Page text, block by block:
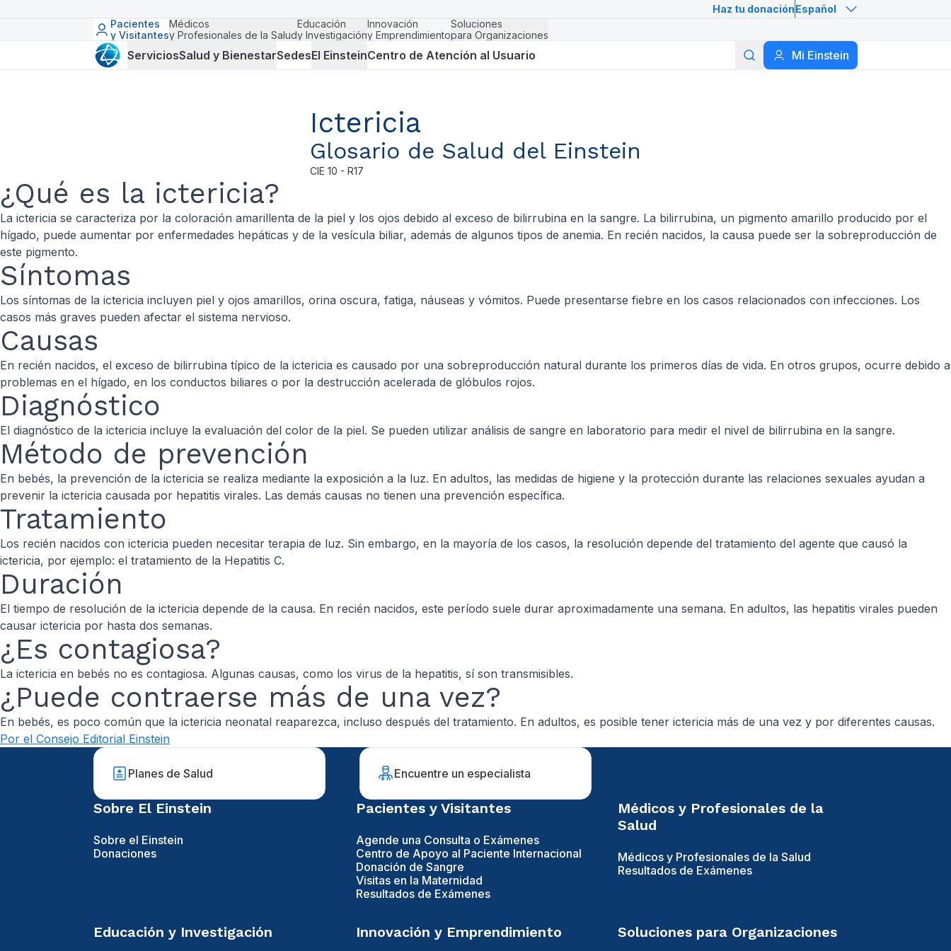
Haz tu donaciónEspañol
Pacientes
y Visitantes
Médicos
y Profesionales de la Salud
Educación
y Investigación
Innovación
y Emprendimiento
Soluciones
para Organizaciones
ServiciosSalud y BienestarSedesEl EinsteinCentro de Atención al Usuario Mi Einstein
Buscar
Ictericia
Glosario de Salud del Einstein
CIE 10 - R17
¿Qué es la ictericia?
La ictericia se caracteriza por la coloración amarillenta de la piel y los ojos debido al exceso de bilirrubina en la sangre. La bilirrubina, un pigmento amarillo producido por el
hígado, puede aumentar por enfermedades hepáticas y de la vesícula biliar, además de algunos tipos de anemia. En recién nacidos, la causa puede ser la sobreproducción de
este pigmento.
Síntomas
Los síntomas de la ictericia incluyen piel y ojos amarillos, orina oscura, fatiga, náuseas y vómitos. Puede presentarse fiebre en los casos relacionados con infecciones. Los
casos más graves pueden afectar el sistema nervioso.
Causas
En recién nacidos, el exceso de bilirrubina típico de la ictericia es causado por una sobreproducción natural durante los primeros días de vida. En otros grupos, ocurre debido a
problemas en el hígado, en los conductos biliares o por la destrucción acelerada de glóbulos rojos.
Diagnóstico
El diagnóstico de la ictericia incluye la evaluación del color de la piel. Se pueden utilizar análisis de sangre en laboratorio para medir el nivel de bilirrubina en la sangre.
Método de prevención
En bebés, la prevención de la ictericia se realiza mediante la exposición a la luz. En adultos, las medidas de higiene y la protección durante las relaciones sexuales ayudan a
prevenir la ictericia causada por hepatitis virales. Las demás causas no tienen una prevención específica.
Tratamiento
Los recién nacidos con ictericia pueden necesitar terapia de luz. Sin embargo, en la mayoría de los casos, la resolución depende del tratamiento del agente que causó la
ictericia, por ejemplo: el tratamiento de la Hepatitis C.
Duración
El tiempo de resolución de la ictericia depende de la causa. En recién nacidos, este período suele durar aproximadamente una semana. En adultos, las hepatitis virales pueden
causar ictericia por hasta dos semanas.
¿Es contagiosa?
La ictericia en bebés no es contagiosa. Algunas causas, como los virus de la hepatitis, sí son transmisibles.
¿Puede contraerse más de una vez?
En bebés, es poco común que la ictericia neonatal reaparezca, incluso después del tratamiento. En adultos, es posible tener ictericia más de una vez y por diferentes causas.
Por el Consejo Editorial Einstein
Planes de Salud Encuentre un especialista
Sobre El Einstein
Sobre el Einstein
Donaciones
Pacientes y Visitantes
Agende una Consulta o Exámenes
Centro de Apoyo al Paciente Internacional
Donación de Sangre
Visitas en la Maternidad
Resultados de Exámenes
Médicos y Profesionales de la
Salud
Médicos y Profesionales de la Salud
Resultados de Exámenes
Educación y Investigación Innovación y Emprendimiento Soluciones para Organizaciones